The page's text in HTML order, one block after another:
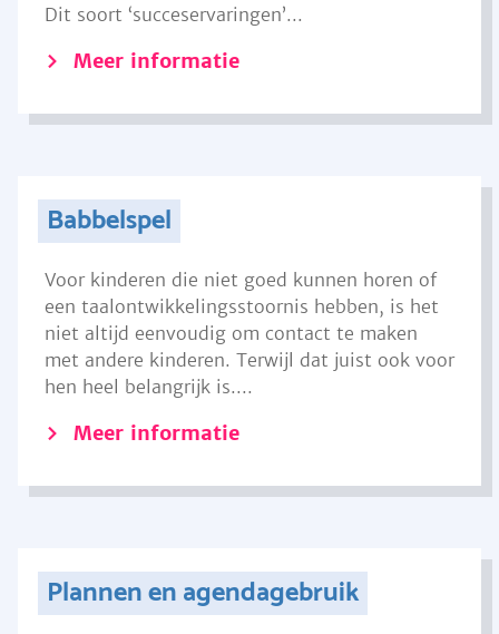
Dit soort ‘succeservaringen’...
Meer informatie
Babbelspel
Voor kinderen die niet goed kunnen horen of
een taalontwikkelingsstoornis hebben, is het
niet altijd eenvoudig om contact te maken
met andere kinderen. Terwijl dat juist ook voor
hen heel belangrijk is....
Meer informatie
Plannen en agendagebruik